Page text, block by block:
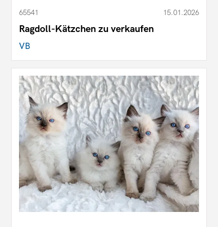
65541 15.01.2026
Ragdoll-Kätzchen zu verkaufen
VB